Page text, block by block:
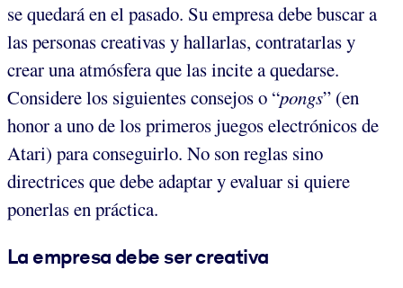
se quedará en el pasado. Su empresa debe buscar a
las personas creativas y hallarlas, contratarlas y
crear una atmósfera que las incite a quedarse.
Considere los siguientes consejos o “pongs” (en
honor a uno de los primeros juegos electrónicos de
Atari) para conseguirlo. No son reglas sino
directrices que debe adaptar y evaluar si quiere
ponerlas en práctica.
La empresa debe ser creativa